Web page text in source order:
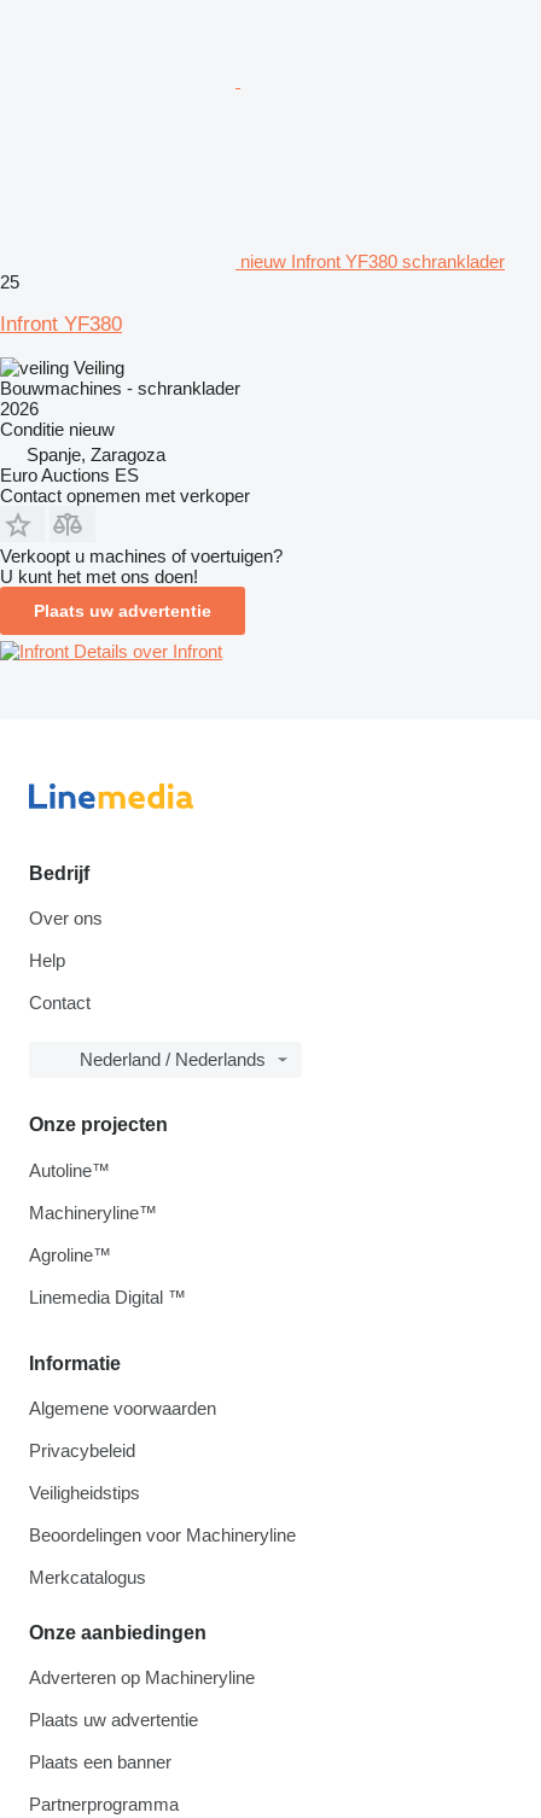
nieuw Infront YF380 schranklader
25
Infront YF380
Veiling
Bouwmachines - schranklader
2026
Conditie nieuw
Spanje, Zaragoza
Euro Auctions ES
Contact opnemen met verkoper
Verkoopt u machines of voertuigen?
U kunt het met ons doen!
Plaats uw advertentie
Details over Infront
Bedrijf
Over ons
Help
Contact
Nederland / Nederlands
Informatie
Algemene voorwaarden
Privacybeleid
Veiligheidstips
Beoordelingen voor Machineryline
Merkcatalogus
Onze aanbiedingen
Adverteren op Machineryline
Plaats uw advertentie
Plaats een banner
Partnerprogramma
Onze projecten
Autoline™
Machineryline™
Agroline™
Linemedia Digital ™